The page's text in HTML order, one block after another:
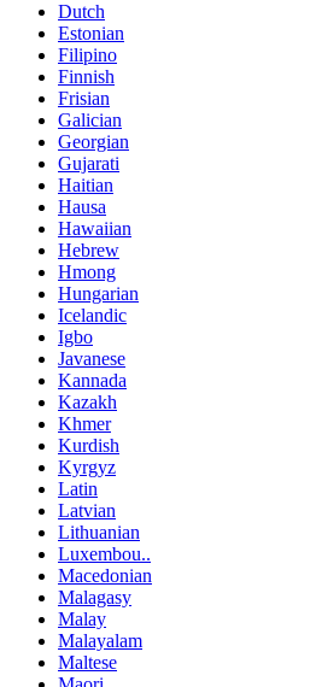
Dutch
Estonian
Filipino
Finnish
Frisian
Galician
Georgian
Gujarati
Haitian
Hausa
Hawaiian
Hebrew
Hmong
Hungarian
Icelandic
Igbo
Javanese
Kannada
Kazakh
Khmer
Kurdish
Kyrgyz
Latin
Latvian
Lithuanian
Luxembou..
Macedonian
Malagasy
Malay
Malayalam
Maltese